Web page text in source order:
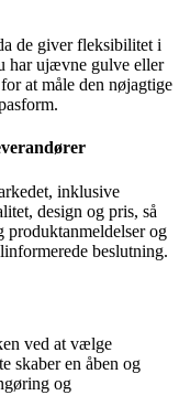
de giver fleksibilitet i
har ujævne gulve eller
at måle den nøjagtige
inklusive
design og pris, så
produktanmeldelser og
beslutning.
ved at vælge
skaber en åben og
og